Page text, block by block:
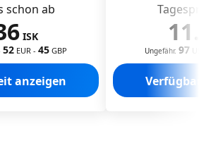
(5 Dinge, die die meisten
Straße & Wetter
Sommer & 4×4 Pflicht
schon ab
ISK
52 EUR - 45 GBP
anzeigen
Ungefähr. 97